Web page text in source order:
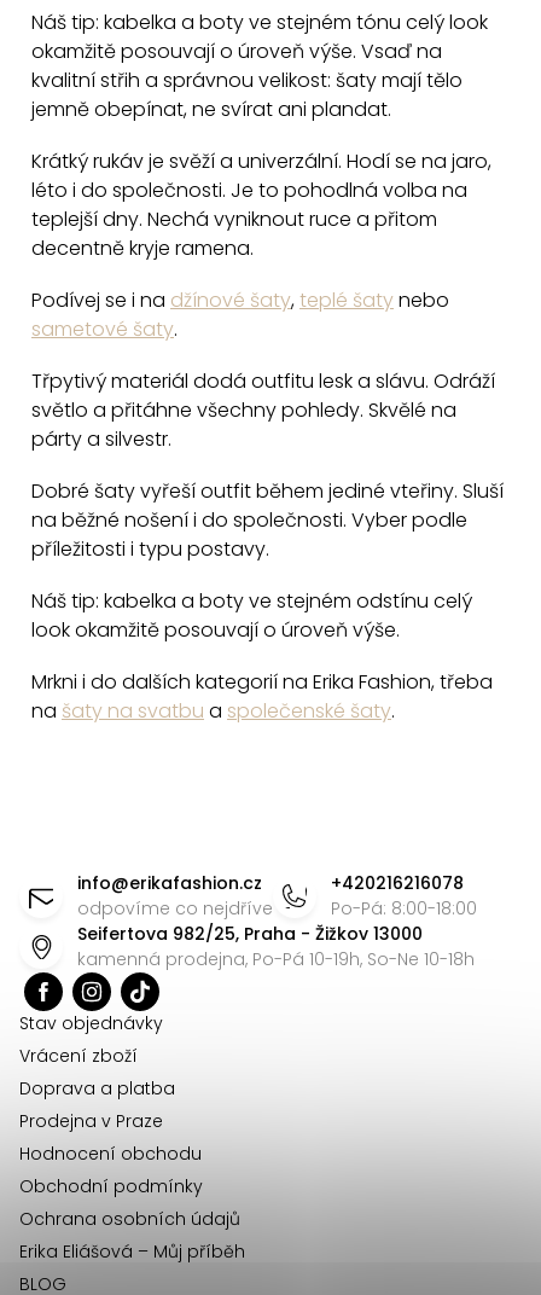
l
á
d
c
í
p
v
k
v
ý
i
s
Náš tip: kabelka a boty ve stejném tónu celý look
okamžitě posouvají o úroveň výše. Vsaď na
kvalitní střih a správnou velikost: šaty mají tělo
jemně obepínat, ne svírat ani plandat.
Krátký rukáv je svěží a univerzální. Hodí se na jaro,
léto i do společnosti. Je to pohodlná volba na
teplejší dny. Nechá vyniknout ruce a přitom
decentně kryje ramena.
Podívej se i na džínové šaty,teplé šatynebo
sametové šaty.
Třpytivý materiál dodá outfitu lesk a slávu. Odráží
světlo a přitáhne všechny pohledy. Skvělé na
párty a silvestr.
Dobré šaty vyřeší outfit během jediné vteřiny. Sluší
na běžné nošení i do společnosti. Vyber podle
příležitosti i typu postavy.
Náš tip: kabelka a boty ve stejném odstínu celý
look okamžitě posouvají o úroveň výše.
Mrkni i do dalších kategorií na Erika Fashion, třeba
na šaty na svatbu a společenské šaty.
info@erikafashion.cz
odpovíme co nejdříve
+420216216078
Po-Pá: 8:00-18:00
Seifertova 982/25, Praha - Žižkov 13000
kamenná prodejna, Po-Pá 10-19h, So-Ne 10-18h
Stav objednávky
Vrácení zboží
Doprava a platba
Prodejna v Praze
Hodnocení obchodu
Obchodní podmínky
Ochrana osobních údajů
Erika Eliášová – Můj příběh
BLOG